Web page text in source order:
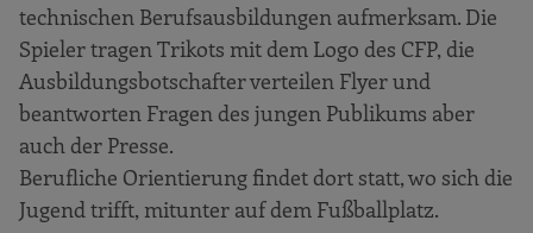
technischen Berufsausbildungen aufmerksam. Die
Spieler tragen Trikots mit dem Logo des CFP, die
Ausbildungsbotschafter verteilen Flyer und
beantworten Fragen des jungen Publikums aber
auch der Presse.
Berufliche Orientierung findet dort statt, wo sich die
Jugend trifft, mitunter auf dem Fußballplatz.